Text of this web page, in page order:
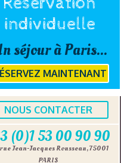
individuelle
séjour à Paris...
MAINTENANT
NOUS CONTACTER
(0)1 53 00 90 90
Jean-Jacques Rousseau, 75001
PARIS